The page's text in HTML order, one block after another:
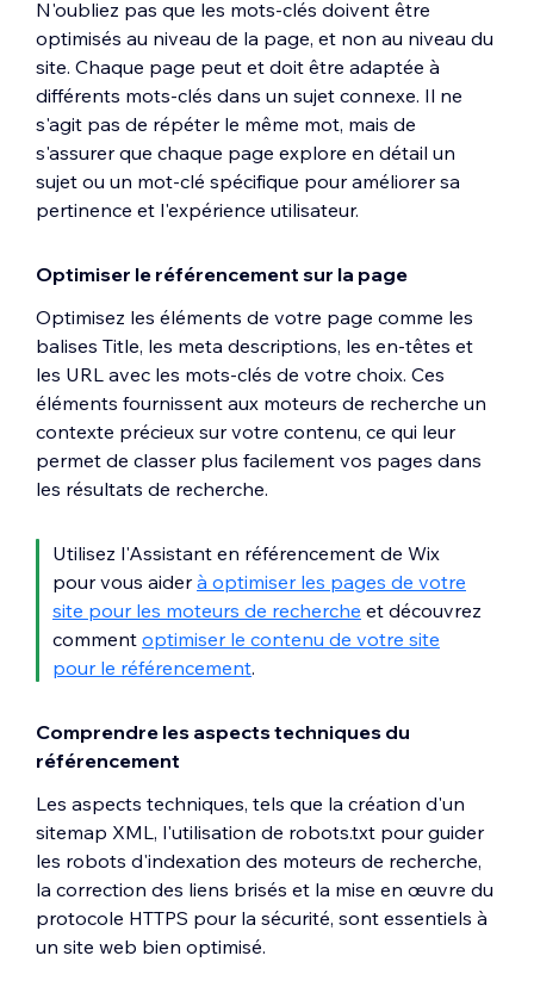
N'oubliez pas que les mots-clés doivent être
optimisés au niveau de la page, et non au niveau du
site. Chaque page peut et doit être adaptée à
différents mots-clés dans un sujet connexe. Il ne
s'agit pas de répéter le même mot, mais de
s'assurer que chaque page explore en détail un
sujet ou un mot-clé spécifique pour améliorer sa
pertinence et l'expérience utilisateur.
Optimiser le référencement sur la page
Optimisez les éléments de votre page comme les
balises Title, les meta descriptions, les en-têtes et
les URL avec les mots‑clés de votre choix. Ces
éléments fournissent aux moteurs de recherche un
contexte précieux sur votre contenu, ce qui leur
permet de classer plus facilement vos pages dans
les résultats de recherche.
Utilisez l'Assistant en référencement de Wix
pour vous aiderà optimiser les pages de votre
site pour les moteurs de recherche et découvrez
comment optimiser le contenu de votre site
pour le référencement.
Comprendre les aspects techniques du
référencement
Les aspects techniques, tels que la création d'un
sitemap XML, l'utilisation de robots.txt pour guider
les robots d'indexation des moteurs de recherche,
la correction des liens brisés et la mise en œuvre du
protocole HTTPS pour la sécurité, sont essentiels à
un site web bien optimisé.